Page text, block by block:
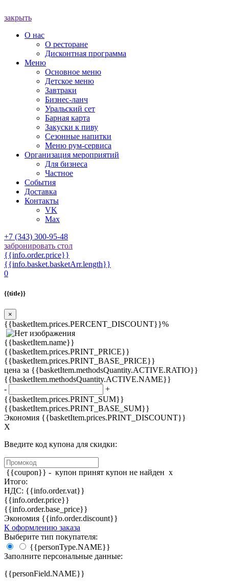
закрыть
О нас
О ресторане
Дисконтная программа
Меню
Основное меню
Детское меню
Завтраки
Бизнес-ланч
Уральский сет
Барная карта
Закуски к пиву
Сезонные напитки
Меню рум-сервиса
Организация мероприятий
Для бизнеса
Частное
События
Доставка
Контакты
VK
Max
+7 (343) 300-95-48
забронировать стол
{{info.order.price}}
{{info.basket.basketArr.length}}
0
{{title}}
×
{{basketItem.prices.PERCENT_DISCOUNT}}%
{{basketItem.name}}
{{basketItem.prices.PRINT_PRICE}}
{{basketItem.prices.PRINT_BASE_PRICE}}
цена за {{basketItem.methodsQuantity.ACTIVE.RATIO}}
{{basketItem.methodsQuantity.ACTIVE.NAME}}
-
+
{{basketItem.prices.PRINT_SUM}}
{{basketItem.prices.PRINT_BASE_SUM}}
Экономия {{basketItem.prices.PRINT_DISCOUNT}}
X
Введите код купона для скидки:
{{coupon}} - купон принят купон не найден x
Итого:
НДС: {{info.order.vat}}
{{info.order.price}}
{{info.order.base_price}}
Экономия {{info.order.discount}}
К оформлению заказа
Выберите тип покупателя:
{{personType.NAME}}
Заполните персональные данные:
{{personField.NAME}}